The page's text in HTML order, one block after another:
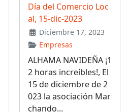
Día del Comercio Loc
al, 15-dic-2023
Diciembre 17, 2023
Empresas
ALHAMA NAVIDEÑA ¡1
2 horas increíbles!, El
15 de diciembre de 2
023 la asociación Mar
chando...